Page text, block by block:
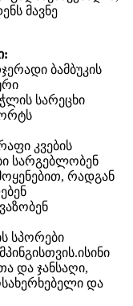
მავნე
ბამბუკის
სარეცხი
კვების
სარგებლობენ
რადგან
სპორები
და ჯანსაღი,
და